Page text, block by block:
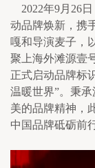
2022年9月26
动品牌焕新，携
嘎和导演麦子，
聚上海外滩源壹
正式启动品牌标
温暖世界”。秉
美的品牌精神，
中国品牌砥砺前